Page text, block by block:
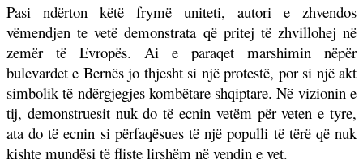
Pasi ndërton këtë frymë uniteti, autori e zhvendos
vëmendjen te vetë demonstrata që pritej të zhvillohej në
zemër të Evropës. Ai e paraqet marshimin nëpër
bulevardet e Bernës jo thjesht si një protestë, por si një akt
simbolik të ndërgjegjes kombëtare shqiptare. Në vizionin e
tij, demonstruesit nuk do të ecnin vetëm për veten e tyre,
ata do të ecnin si përfaqësues të një populli të tërë që nuk
kishte mundësi të fliste lirshëm në vendin e vet.